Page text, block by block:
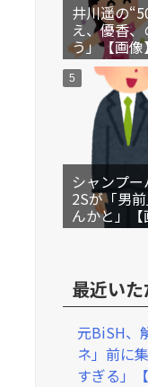
井川遥の
え、優香
う」【画像
シャンプ
2Sが「男
んかと」【
最近い
元BiSH、
ネ」前に
すぎる」